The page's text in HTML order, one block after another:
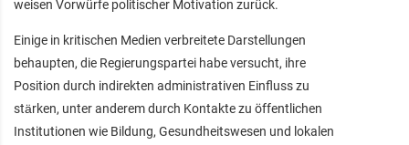
weisen Vorwürfe politischer Motivation zurück.
Einige in kritischen Medien verbreitete Darstellungen
behaupten, die Regierungspartei habe versucht, ihre
Position durch indirekten administrativen Einfluss zu
stärken, unter anderem durch Kontakte zu öffentlichen
Institutionen wie Bildung, Gesundheitswesen und lokalen